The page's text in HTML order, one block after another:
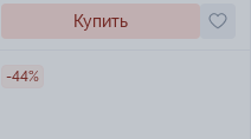
Купить
-44%